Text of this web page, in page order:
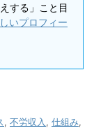
する」こと目
いプロフィー
, 不労収入 , 仕組み,